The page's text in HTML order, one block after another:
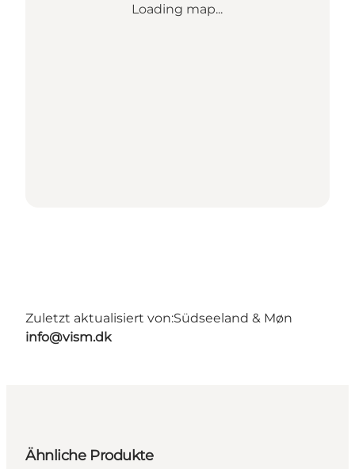
Loading map...
Zuletzt aktualisiert von:Südseeland & Møn
info@vism.dk
Ähnliche Produkte